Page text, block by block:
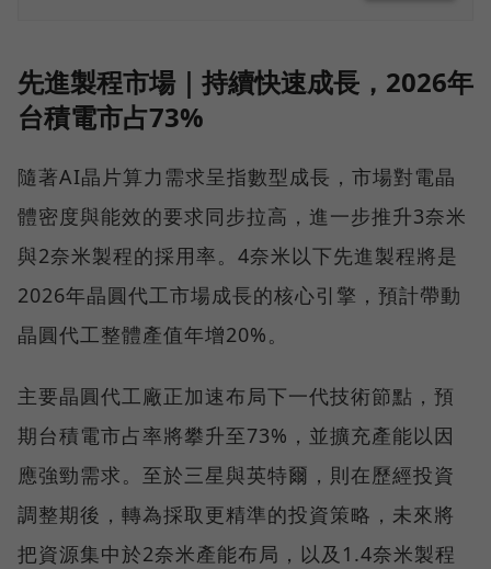
先進製程市場｜持續快速成長，2026年
台積電市占73%
隨著AI晶片算力需求呈指數型成長，市場對電晶
體密度與能效的要求同步拉高，進一步推升3奈米
與2奈米製程的採用率。4奈米以下先進製程將是
2026年晶圓代工市場成長的核心引擎，預計帶動
晶圓代工整體產值年增20%。
主要晶圓代工廠正加速布局下一代技術節點，預
期台積電市占率將攀升至73%，並擴充產能以因
應強勁需求。至於三星與英特爾，則在歷經投資
調整期後，轉為採取更精準的投資策略，未來將
把資源集中於2奈米產能布局，以及1.4奈米製程